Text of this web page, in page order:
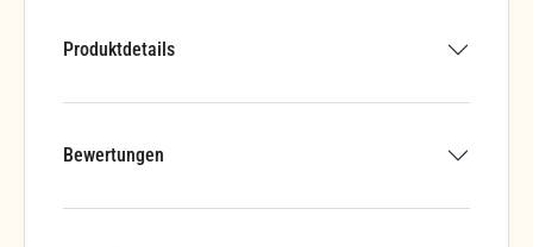
Produktdetails
Bewertungen